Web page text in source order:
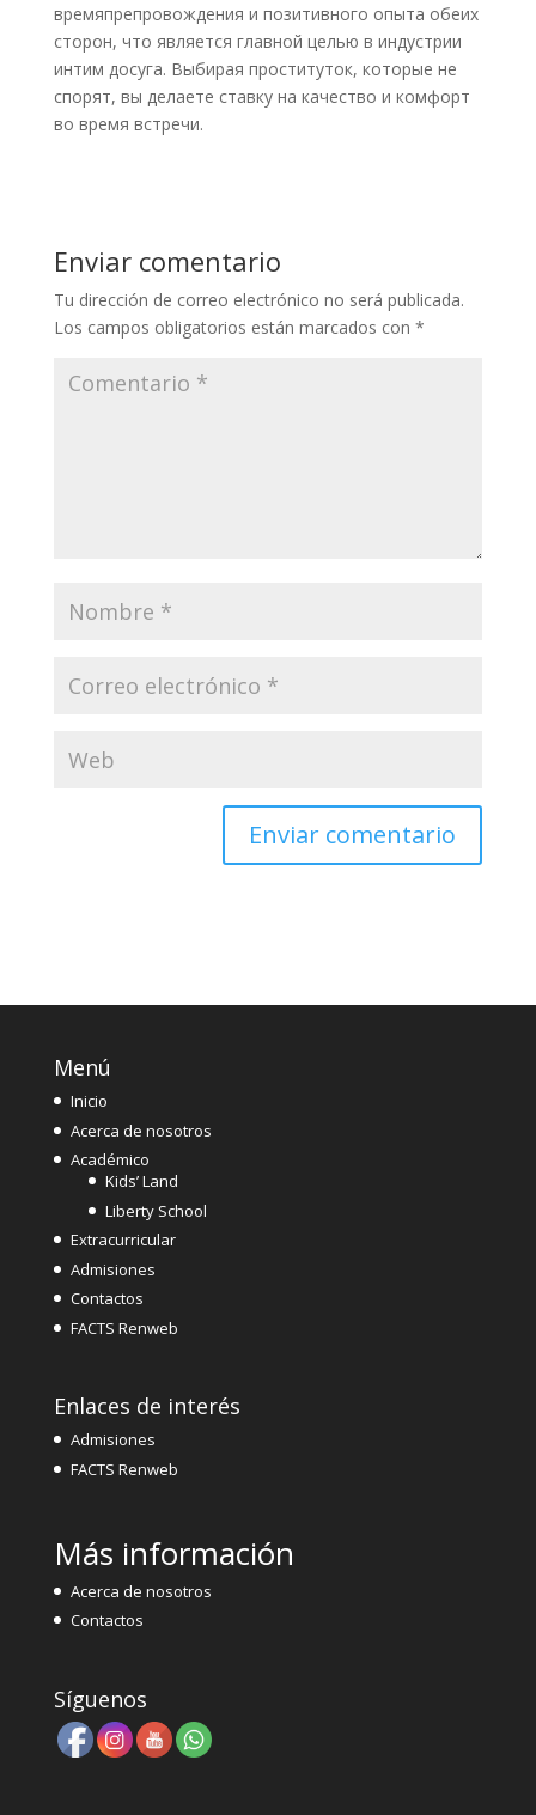
времяпрепровождения и позитивного опыта обеих
сторон, что является главной целью в индустрии
интим досуга. Выбирая проституток, которые не
спорят, вы делаете ставку на качество и комфорт
во время встречи.
Enviar comentario
Tu dirección de correo electrónico no será publicada.
Los campos obligatorios están marcados con *
Menú
Inicio
Acerca de nosotros
Académico
Kids’ Land
Liberty School
Extracurricular
Admisiones
Contactos
FACTS Renweb
Enlaces de interés
Admisiones
FACTS Renweb
Más información
Acerca de nosotros
Contactos
Síguenos